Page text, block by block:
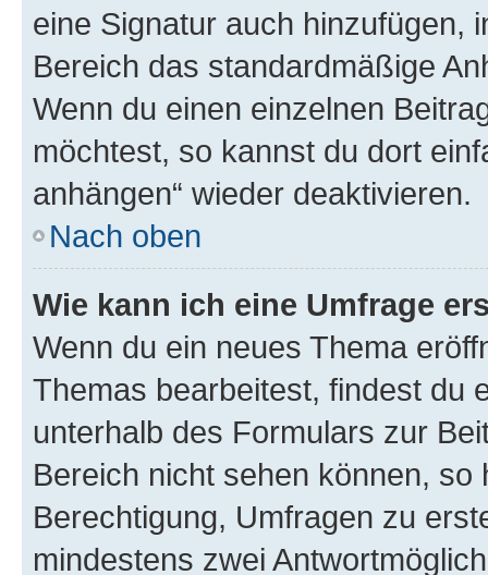
eine Signatur auch hinzufügen,
Bereich das standardmäßige
Wenn du einen einzelnen
möchtest, so kannst du dort
anhängen“ wieder deaktivieren.
Nach oben
Wie kann ich eine Umfrage
Wenn du ein neues Thema
Themas bearbeitest, findest du
unterhalb des Formulars zur
Bereich nicht sehen können,
Berechtigung, Umfragen zu
mindestens zwei